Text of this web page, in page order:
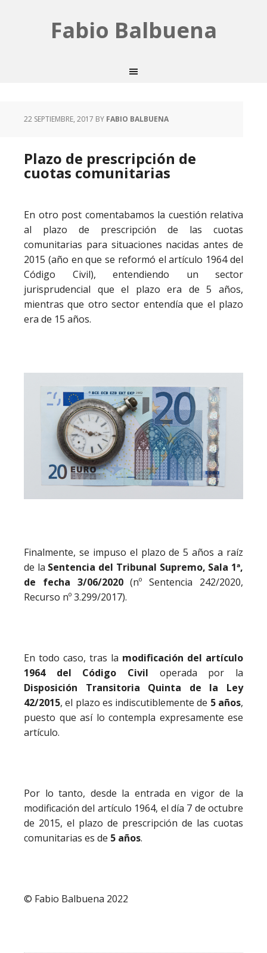
Fabio Balbuena
22 SEPTIEMBRE, 2017 BY FABIO BALBUENA
Plazo de prescripción de
cuotas comunitarias
En otro post comentabamos la cuestión relativa
al plazo de prescripción de las cuotas
comunitarias para situaciones nacidas antes de
2015 (año en que se reformó el artículo 1964 del
Código Civil), entendiendo un sector
jurisprudencial que el plazo era de 5 años,
mientras que otro sector entendía que el plazo
era de 15 años.
Finalmente, se impuso el plazo de 5 años a raíz
de la Sentencia del Tribunal Supremo, Sala 1ª,
de fecha 3/06/2020(nº Sentencia 242/2020,
Recurso nº 3.299/2017).
En todo caso, tras la modificación del artículo
1964 del Código Civil operada por la
Disposición Transitoria Quinta de la Ley
42/2015, el plazo es indiscutiblemente de 5 años,
puesto que así lo contempla expresamente ese
artículo.
Por lo tanto, desde la entrada en vigor de la
modificación del artículo 1964, el día 7 de octubre
de 2015, el plazo de prescripción de las cuotas
comunitarias es de 5 años.
© Fabio Balbuena 2022